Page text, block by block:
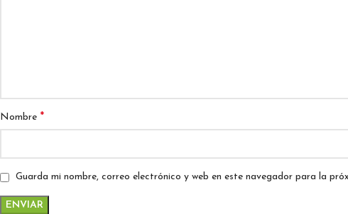
Nombre *
Guarda mi nombre, correo electrónico y web en este navegador para la